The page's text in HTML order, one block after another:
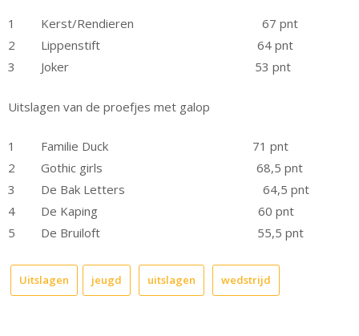
1 Kerst/Rendieren 67 pnt
2 Lippenstift 64 pnt
3 Joker 53 pnt
Uitslagen van de proefjes met galop
1 Familie Duck 71 pnt
2 Gothic girls 68,5 pnt
3 De Bak Letters 64,5 pnt
4 De Kaping 60 pnt
5 De Bruiloft 55,5 pnt
Uitslagen jeugd uitslagen wedstrijd